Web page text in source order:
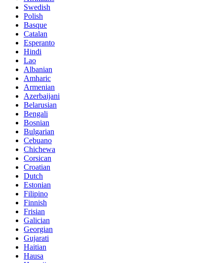
Swedish
Polish
Basque
Catalan
Esperanto
Hindi
Lao
Albanian
Amharic
Armenian
Azerbaijani
Belarusian
Bengali
Bosnian
Bulgarian
Cebuano
Chichewa
Corsican
Croatian
Dutch
Estonian
Filipino
Finnish
Frisian
Galician
Georgian
Gujarati
Haitian
Hausa